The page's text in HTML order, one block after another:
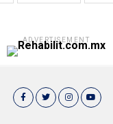
ADVERTISEMENT